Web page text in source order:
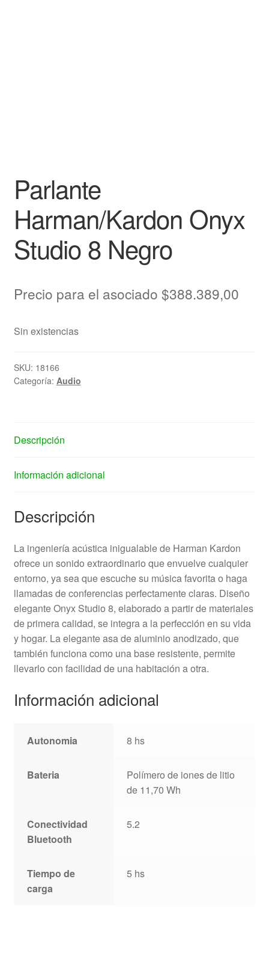
Parlante
Harman/Kardon Onyx
Studio 8 Negro
Precio para el asociado $388.389,00
Sin existencias
SKU: 18166
Categoría: Audio
Descripción
Información adicional
Descripción
La ingeniería acústica inigualable de Harman Kardon
ofrece un sonido extraordinario que envuelve cualquier
entorno, ya sea que escuche su música favorita o haga
llamadas de conferencias perfectamente claras. Diseño
elegante Onyx Studio 8, elaborado a partir de materiales
de primera calidad, se integra a la perfección en su vida
y hogar. La elegante asa de aluminio anodizado, que
también funciona como una base resistente, permite
llevarlo con facilidad de una habitación a otra.
Información adicional
Autonomia 8 hs
Bateria
Polímero de iones de litio
de 11,70 Wh
Conectividad
Bluetooth
5.2
Tiempo de
carga
5 hs